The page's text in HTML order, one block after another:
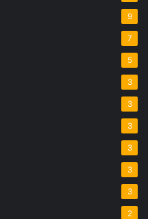
9
7
5
3
3
3
3
3
3
2